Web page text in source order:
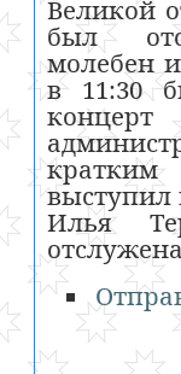
Великой
был
молебен
в 11:30
концерт
кратким
выступил
Илья